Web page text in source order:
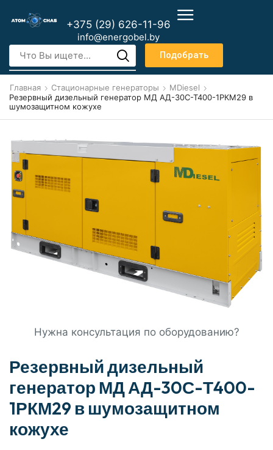
+375 (29) 626-11-96
info@energobel.by
Подобрать
Главная Стационарные генераторы
MDiesel
Резервный дизельный генератор МД АД-30С-Т400-1РКМ29 в
шумозащитном кожухе
Нужна консультация по оборудованию?
Резервный дизельный
генератор МД АД-30С-Т400-
1РКМ29 в шумозащитном
кожухе